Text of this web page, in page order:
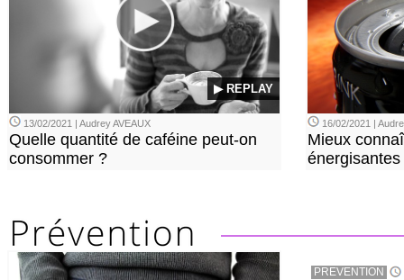
▶ REPLAY
13/02/2021 | Audrey AVEAUX
Quelle quantité de caféine peut-on
consommer ?
16/02/2021 |
Mieux
énergisantes
PREVENTION